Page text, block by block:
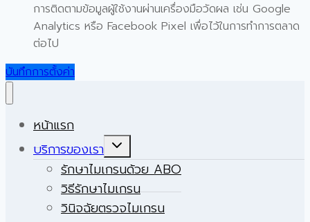
การติดตามข้อมูลผู้ใช้งานผ่านเครื่องมือวัดผล เช่น Google
Analytics หรือ Facebook Pixel เพื่อไว้ในการทำการตลาด
ต่อไป
บันทึกการตั้งค่า
หน้าแรก
บริการของเรา
Expand
menu
รักษาไมเกรนด้วย ABO
วิธีรักษาไมเกรน
วินิจฉัยตรวจไมเกรน